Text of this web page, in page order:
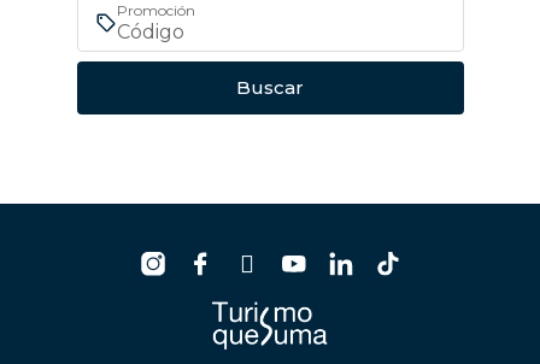
Promoción
Buscar